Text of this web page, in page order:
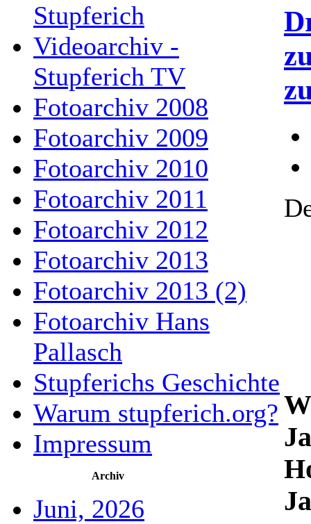
Stupferich
Videoarchiv -
Stupferich TV
Fotoarchiv 2008
Fotoarchiv 2009
Fotoarchiv 2010
Fotoarchiv 2011
Fotoarchiv 2012
Fotoarchiv 2013
Fotoarchiv 2013 (2)
Fotoarchiv Hans
Pallasch
Stupferichs Geschichte
Warum stupferich.org?
Impressum
Archiv
Juni, 2026